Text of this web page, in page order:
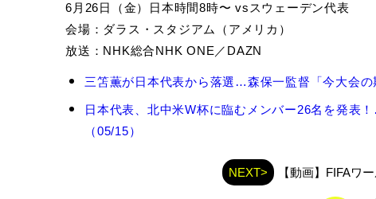
6月26日（金）日本時間8時〜 vsスウェーデン代表
会場：ダラス・スタジアム（アメリカ）
放送：NHK総合NHK ONE／DAZN
森
一
三笘薫が日本代表から落選…森保一監督「今大会の
日本代表、北中米W杯に臨むメンバー26名を発表
（05/15）
NEXT> 【動画】FIFAワ